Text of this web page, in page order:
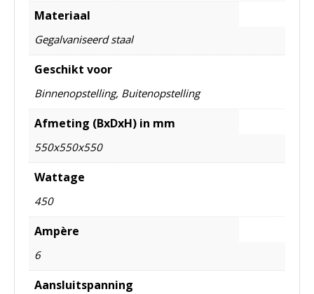
Materiaal
Gegalvaniseerd staal
Geschikt voor
Binnenopstelling, Buitenopstelling
Afmeting (BxDxH) in mm
550x550x550
Wattage
450
Ampère
6
Aansluitspanning